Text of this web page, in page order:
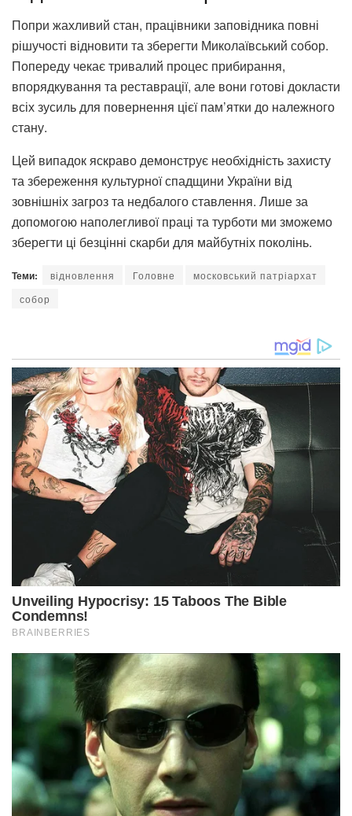
Попри жахливий стан, працівники заповідника повні
рішучості відновити та зберегти Миколаївський собор.
Попереду чекає тривалий процес прибирання,
впорядкування та реставрації, але вони готові докласти
всіх зусиль для повернення цієї пам’ятки до належного
стану.
Цей випадок яскраво демонструє необхідність захисту
та збереження культурної спадщини України від
зовнішніх загроз та недбалого ставлення. Лише за
допомогою наполегливої праці та турботи ми зможемо
зберегти ці безцінні скарби для майбутніх поколінь.
Теми: відновлення Головне
московський патріархат
собор